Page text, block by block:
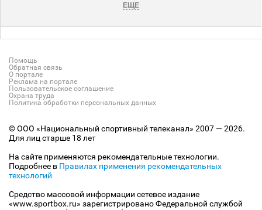
ЕЩЕ
Помощь
Обратная связь
О портале
Реклама на портале
Пользовательское соглашение
Охрана труда
Политика обработки персональных данных
© ООО «Национальный спортивный телеканал» 2007 — 2026.
Для лиц старше 18 лет
На сайте применяются рекомендательные технологии.
Подробнее в Правилах применения рекомендательных
технологий
Средство массовой информации сетевое издание
«www.sportbox.ru» зарегистрировано Федеральной службой